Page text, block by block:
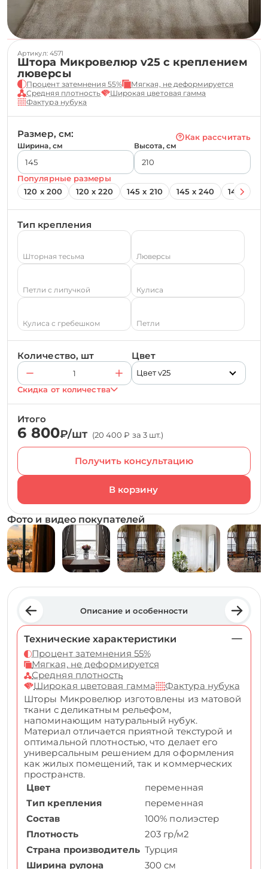
Артикул: 4571
Штора Микровелюр v25 с креплением
люверсы
Процент затемнения 55%
Мягкая, не деформируется
Средняя плотность
Широкая цветовая гамма
Фактура нубука
Размер, см: Как рассчитать
Ширина, см Высота, см
Популярные размеры
120 х 200
120 х 220 145 х 210 145 х 240 145 х 260
Тип крепления
Шторная тесьма Люверсы
Петли с липучкой Кулиса
Кулиса с гребешком Петли
Количество, шт Цвет
Цвет v25
Скидка от количества
Итого
6 800₽/шт (20 400 ₽ за 3 шт.)
Получить консультацию
Фото и видео покупателей
Описание и особенности
Технические характеристики
Процент затемнения 55%
Мягкая, не деформируется
Средняя плотность
Широкая цветовая гамма
Фактура нубука
Шторы Микровелюр изготовлены из матовой
ткани с деликатным рельефом,
напоминающим натуральный нубук.
Материал отличается приятной текстурой и
оптимальной плотностью, что делает его
универсальным решением для оформления
как жилых помещений, так и коммерческих
пространств.
Цвет
переменная
Тип крепления
переменная
Состав
100% полиэстер
Плотность
203 гр/м2
Страна производитель Турция
Ширина рулона
300 см